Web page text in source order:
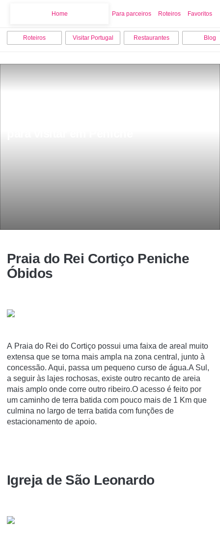
Home Para parceiros Roteiros Favoritos
Roteiros Visitar Portugal Restaurantes Blog
Praia do Rei Cortiço Peniche
Óbidos
A Praia do Rei do Cortiço possui uma faixa de areal muito
extensa que se torna mais ampla na zona central, junto à
concessão. Aqui, passa um pequeno curso de água.A Sul,
a seguir às lajes rochosas, existe outro recanto de areia
mais amplo onde corre outro ribeiro.O acesso é feito por
um caminho de terra batida com pouco mais de 1 Km que
culmina no largo de terra batida com funções de
estacionamento de apoio.
Igreja de São Leonardo